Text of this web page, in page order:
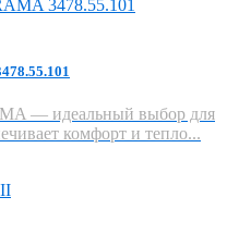
— идеальный выбор для
комфорт и тепло...